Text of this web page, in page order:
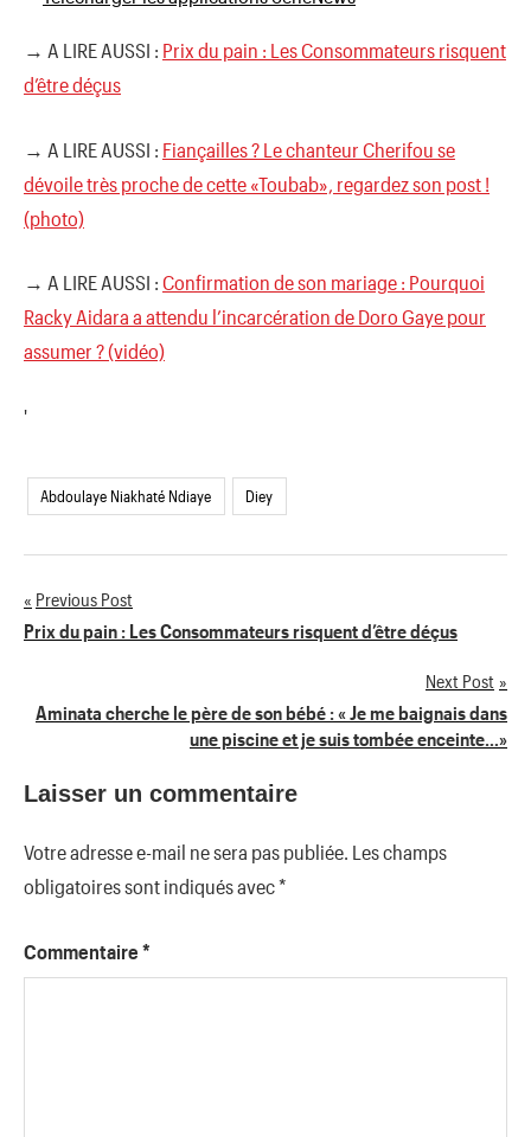
→ A LIRE AUSSI : Prix du pain : Les Consommateurs risquent
d’être déçus
→ A LIRE AUSSI : Fiançailles ? Le chanteur Cherifou se
dévoile très proche de cette «Toubab», regardez son post !
(photo)
→ A LIRE AUSSI : Confirmation de son mariage : Pourquoi
Racky Aidara a attendu l’incarcération de Doro Gaye pour
assumer ? (vidéo)
'
Abdoulaye Niakhaté Ndiaye Diey
Navigation
l’article
Previous Post
Prix du pain : Les Consommateurs risquent d’être déçus
Next Post
Aminata cherche le père de son bébé : « Je me baignais dans
une piscine et je suis tombée enceinte…»
Laisser un commentaire
Votre adresse e-mail ne sera pas publiée. Les champs
obligatoires sont indiqués avec*
Commentaire *